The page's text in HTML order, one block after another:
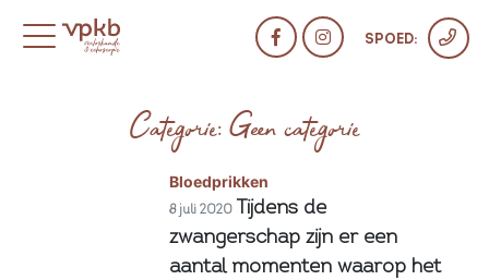
SPOED:
Categorie: Geen categorie
Bloedprikken
8 juli 2020
Tijdens de
zwangerschap zijn er een
aantal momenten waarop het